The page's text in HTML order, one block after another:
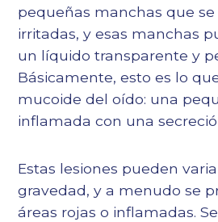
pequeñas manchas que
irritadas, y esas manchas
un líquido transparente y
Básicamente, esto es lo
mucoide del oído: una
inflamada con una
Estas lesiones pueden
gravedad, y a menudo se
áreas rojas o inflamadas.